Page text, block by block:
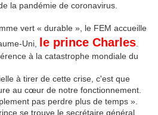
la pandémie de coronavirus.
vert « durable », le FEM accueille
Uni,
le prince Charles
à la catastrophe mondiale du
à tirer de cette crise, c'est que
au cœur de notre fonctionnement.
pas perdre plus de temps ».
se trouve le secrétaire général